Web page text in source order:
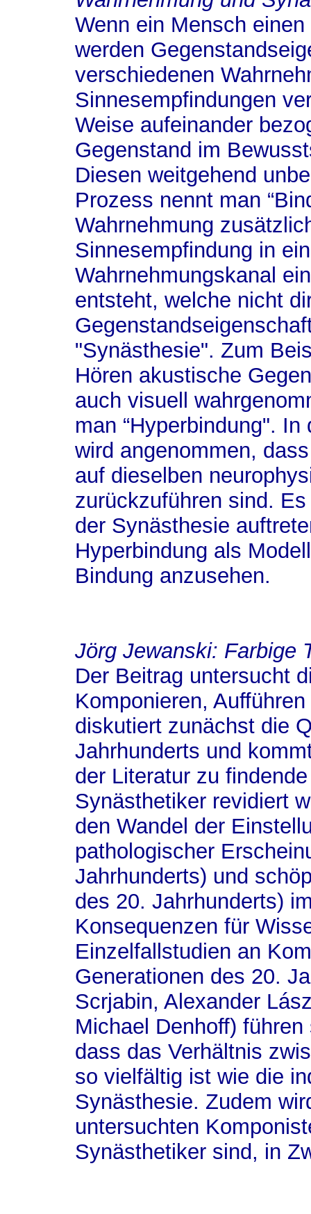
Wenn ein Mensch
werden
verschiedenen
Sinnesempfindungen
Weise aufeinander
Gegenstand im
Diesen weitgehend
Prozess nennt man
Wahrnehmung
Sinnesempfindung in
Wahrnehmungskanal
entsteht, welche nicht
"Synästhesie". Zum
Hören akustische
auch visuell
man “Hyperbindung".
wird angenommen,
auf dieselben
zurückzuführen sind.
der Synästhesie
Hyperbindung als
Bindung anzusehen.
Jörg Jewanski: Farbige
Der Beitrag untersucht
Komponieren,
diskutiert zunächst die
Jahrhunderts und
der Literatur zu
Synästhetiker revidiert
den Wandel der
pathologischer
Jahrhunderts) und
des 20. Jahrhunderts)
Konsequenzen für
Einzelfallstudien an
Generationen des 20.
Scrjabin, Alexander
Michael Denhoff)
dass das Verhältnis
so vielfältig ist wie die
Synästhesie. Zudem
untersuchten
Synästhetiker sind, in